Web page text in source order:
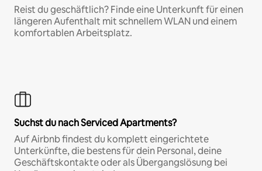
Reist du geschäftlich? Finde eine Unterkunft für einen
längeren Aufenthalt mit schnellem WLAN und einem
komfortablen Arbeitsplatz.
Suchst du nach Serviced Apartments?
Auf Airbnb findest du komplett eingerichtete
Unterkünfte, die bestens für dein Personal, deine
Geschäftskontakte oder als Übergangslösung bei